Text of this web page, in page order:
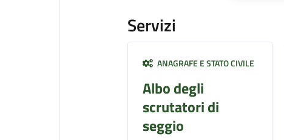
Servizi
ANAGRAFE E STATO CIVILE
Albo degli
scrutatori di
seggio